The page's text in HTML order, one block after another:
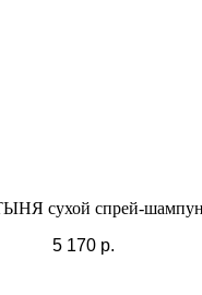
сухой спрей-
5 170 р.